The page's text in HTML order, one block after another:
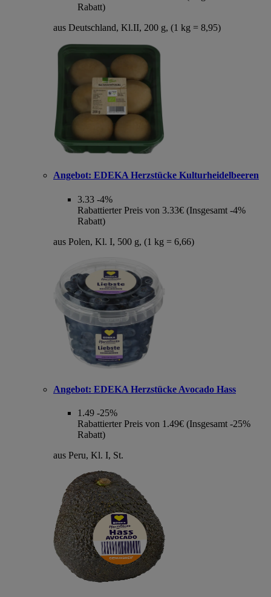
Rabatt)
aus Deutschland, Kl.II, 200 g, (1 kg = 8,95)
Angebot: EDEKA Herzstücke Kulturheidelbeeren
3.33 -4%
Rabattierter Preis von 3.33€ (Insgesamt -4%
Rabatt)
aus Polen, Kl. I, 500 g, (1 kg = 6,66)
Angebot: EDEKA Herzstücke Avocado Hass
1.49 -25%
Rabattierter Preis von 1.49€ (Insgesamt -25%
Rabatt)
aus Peru, Kl. I, St.